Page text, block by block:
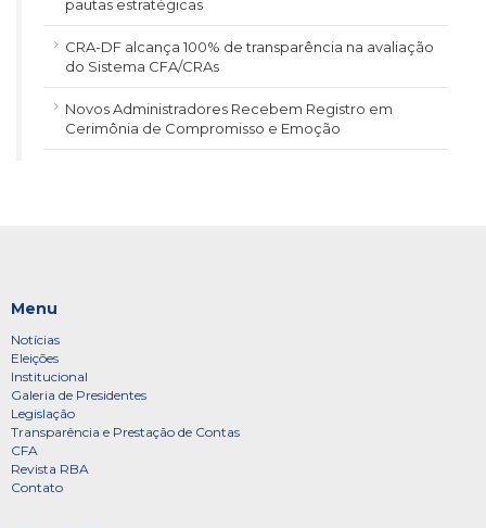
pautas estratégicas
CRA-DF alcança 100% de transparência na avaliação
do Sistema CFA/CRAs
Novos Administradores Recebem Registro em
Cerimônia de Compromisso e Emoção
Menu
Notícias
Eleições
Institucional
Galeria de Presidentes
Legislação
Transparência e Prestação de Contas
CFA
Revista RBA
Contato